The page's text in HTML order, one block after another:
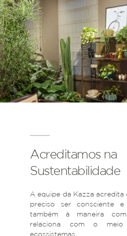
Acreditamos na
Sustentabilidade
A equipe da Kazza acredita
preciso ser consciente
também à maneira
relaciona com o
ecossistemas.